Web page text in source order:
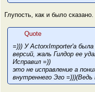
Глупость, как и было сказано.
Quote
=))) У ActorxImporter'a
версий, жаль Гилдор ее
Исправил =))
это не исправление а
внутреннего Эго =)))(Ведь